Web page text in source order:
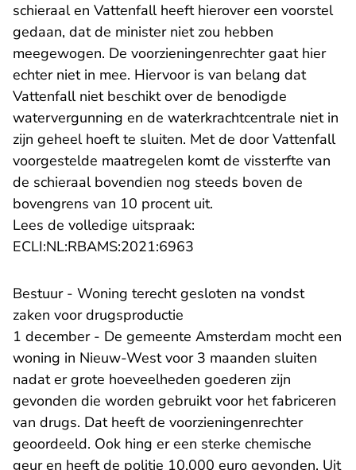
schieraal en Vattenfall heeft hierover een voorstel
gedaan, dat de minister niet zou hebben
meegewogen. De voorzieningenrechter gaat hier
echter niet in mee. Hiervoor is van belang dat
Vattenfall niet beschikt over de benodigde
watervergunning en de waterkrachtcentrale niet in
zijn geheel hoeft te sluiten. Met de door Vattenfall
voorgestelde maatregelen komt de vissterfte van
de schieraal bovendien nog steeds boven de
bovengrens van 10 procent uit.
Lees de volledige uitspraak:
ECLI:NL:RBAMS:2021:6963
Bestuur - Woning terecht gesloten na vondst
zaken voor drugsproductie
1 december - De gemeente Amsterdam mocht een
woning in Nieuw-West voor 3 maanden sluiten
nadat er grote hoeveelheden goederen zijn
gevonden die worden gebruikt voor het fabriceren
van drugs. Dat heeft de voorzieningenrechter
geoordeeld. Ook hing er een sterke chemische
geur en heeft de politie 10.000 euro gevonden. Uit